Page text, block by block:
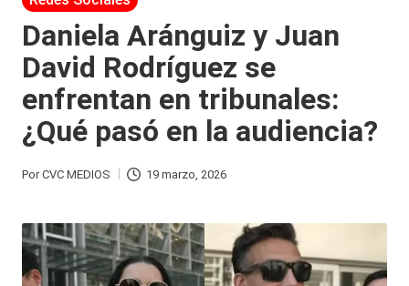
p
u
c
h
a
s
F
ar
noticias
de
la
farándula,
Brava,
Gran
en
Daniela Aránguiz y Juan
David Rodríguez se
enfrentan en tribunales:
¿Qué pasó en la audiencia?
Publicado
PorCVC MEDIOS 19 marzo, 2026